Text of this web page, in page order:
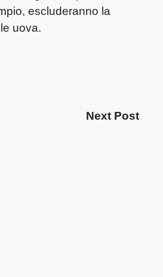
escluderanno la
uova.
Next Post